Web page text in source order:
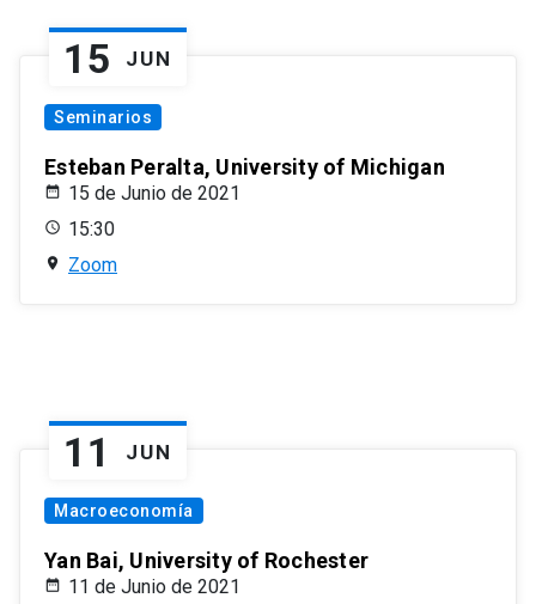
15 JUN
Seminarios
Esteban Peralta, University of Michigan
15 de Junio de 2021
15:30
Zoom
11 JUN
Macroeconomía
Yan Bai, University of Rochester
11 de Junio de 2021